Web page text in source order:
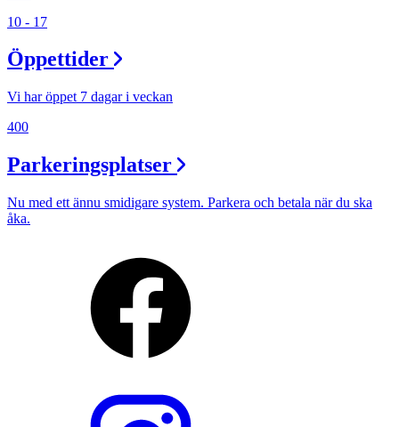
10 - 17
Öppettider
Vi har öppet 7 dagar i veckan
400
Parkeringsplatser
Nu med ett ännu smidigare system. Parkera och betala när du ska
åka.